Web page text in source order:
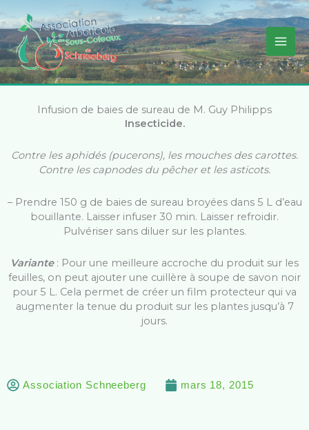
au
contenu
Infusion de baies de sureau de M. Guy Philipps
Insecticide.
Contre les aphidés (pucerons), les mouches des carottes.
Contre les capnodes du pêcher et les asticots.
– Prendre 150 g de baies de sureau broyées dans 5 L d’eau
bouillante. Laisser infuser 30 min. Laisser refroidir.
Pulvériser sans diluer sur les plantes.
Variante : Pour une meilleure accroche du produit sur les
feuilles, on peut ajouter une cuillère à soupe de savon noir
pour 5 L. Cela permet de créer un film protecteur qui va
augmenter la tenue du produit sur les plantes jusqu’à 7
jours.
Association Schneeberg mars 18, 2015